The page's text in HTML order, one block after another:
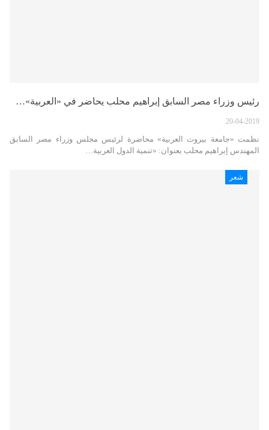
رئيس وزراء مصر السابق إبراهيم محلب يحاضر في «العربية»…
20-04-2019
نظمت «جامعة بيروت العربية» محاضرة لرئيس مجلس وزراء مصر السابق
المهندس إبراهيم محلب بعنوان: «تنمية الدول العربية…
شعر